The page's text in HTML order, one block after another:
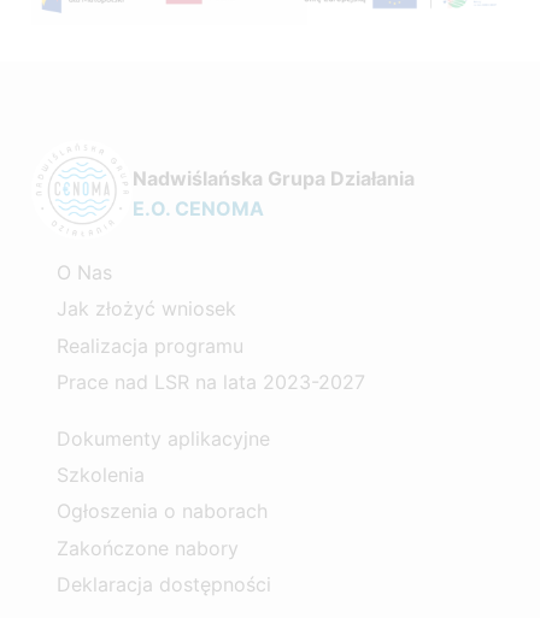
Nadwiślańska Grupa Działania
E.O. CENOMA
O Nas
Jak złożyć wniosek
Realizacja programu
Prace nad LSR na lata 2023-2027
Dokumenty aplikacyjne
Szkolenia
Ogłoszenia o naborach
Zakończone nabory
Deklaracja dostępności